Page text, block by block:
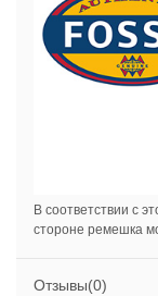
В соответствии с
стороне ремешка
Отзывы(0)